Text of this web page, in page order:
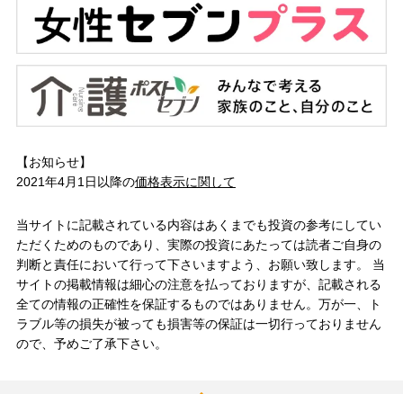
【お知らせ】
2021年4月1日以降の価格表示に関して
当サイトに記載されている内容はあくまでも投資の参考にしてい
ただくためのものであり、実際の投資にあたっては読者ご自身の
判断と責任において行って下さいますよう、お願い致します。 当
サイトの掲載情報は細心の注意を払っておりますが、記載される
全ての情報の正確性を保証するものではありません。万が一、ト
ラブル等の損失が被っても損害等の保証は一切行っておりません
ので、予めご了承下さい。